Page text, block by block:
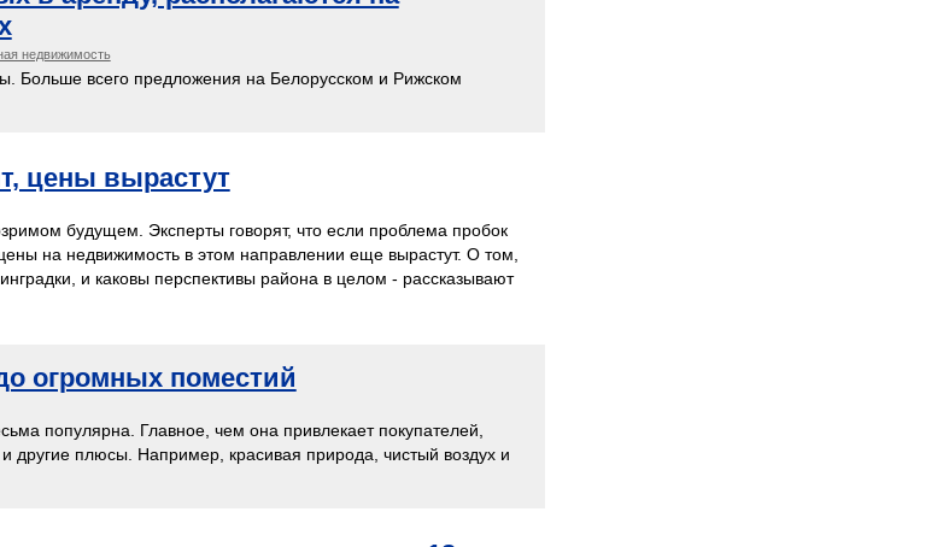
недвижимость
Больше всего предложения на Белорусском и Рижском
цены вырастут
будущем. Эксперты говорят, что если проблема пробок
на недвижимость в этом направлении еще вырастут. О том,
и каковы перспективы района в целом - рассказывают
огромных поместий
популярна. Главное, чем она привлекает покупателей,
другие плюсы. Например, красивая природа, чистый воздух и